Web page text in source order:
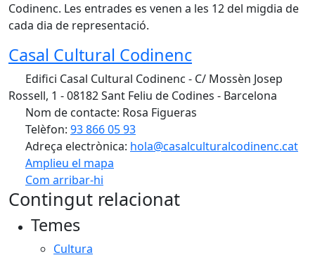
Codinenc. Les entrades es venen a les 12 del migdia de
cada dia de representació.
Casal Cultural Codinenc
Edifici Casal Cultural Codinenc - C/ Mossèn Josep
Rossell, 1 - 08182 Sant Feliu de Codines - Barcelona
Nom de contacte: Rosa Figueras
Telèfon: 93 866 05 93
Adreça electrònica: hola@casalculturalcodinenc.cat
Amplieu el mapa
Com arribar-hi
+
Contingut relacionat
Temes
Cultura